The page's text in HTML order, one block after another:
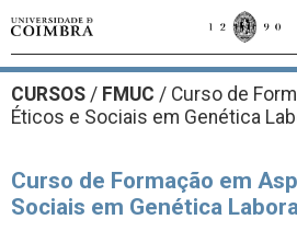
CURSOS / FMUC / Curso de
Éticos e Sociais em Genética
Curso de Formação em
Sociais em Genética